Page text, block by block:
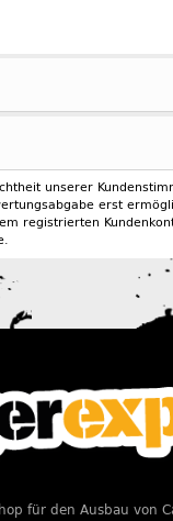
unserer
erst
registrierten
für den Ausbau von